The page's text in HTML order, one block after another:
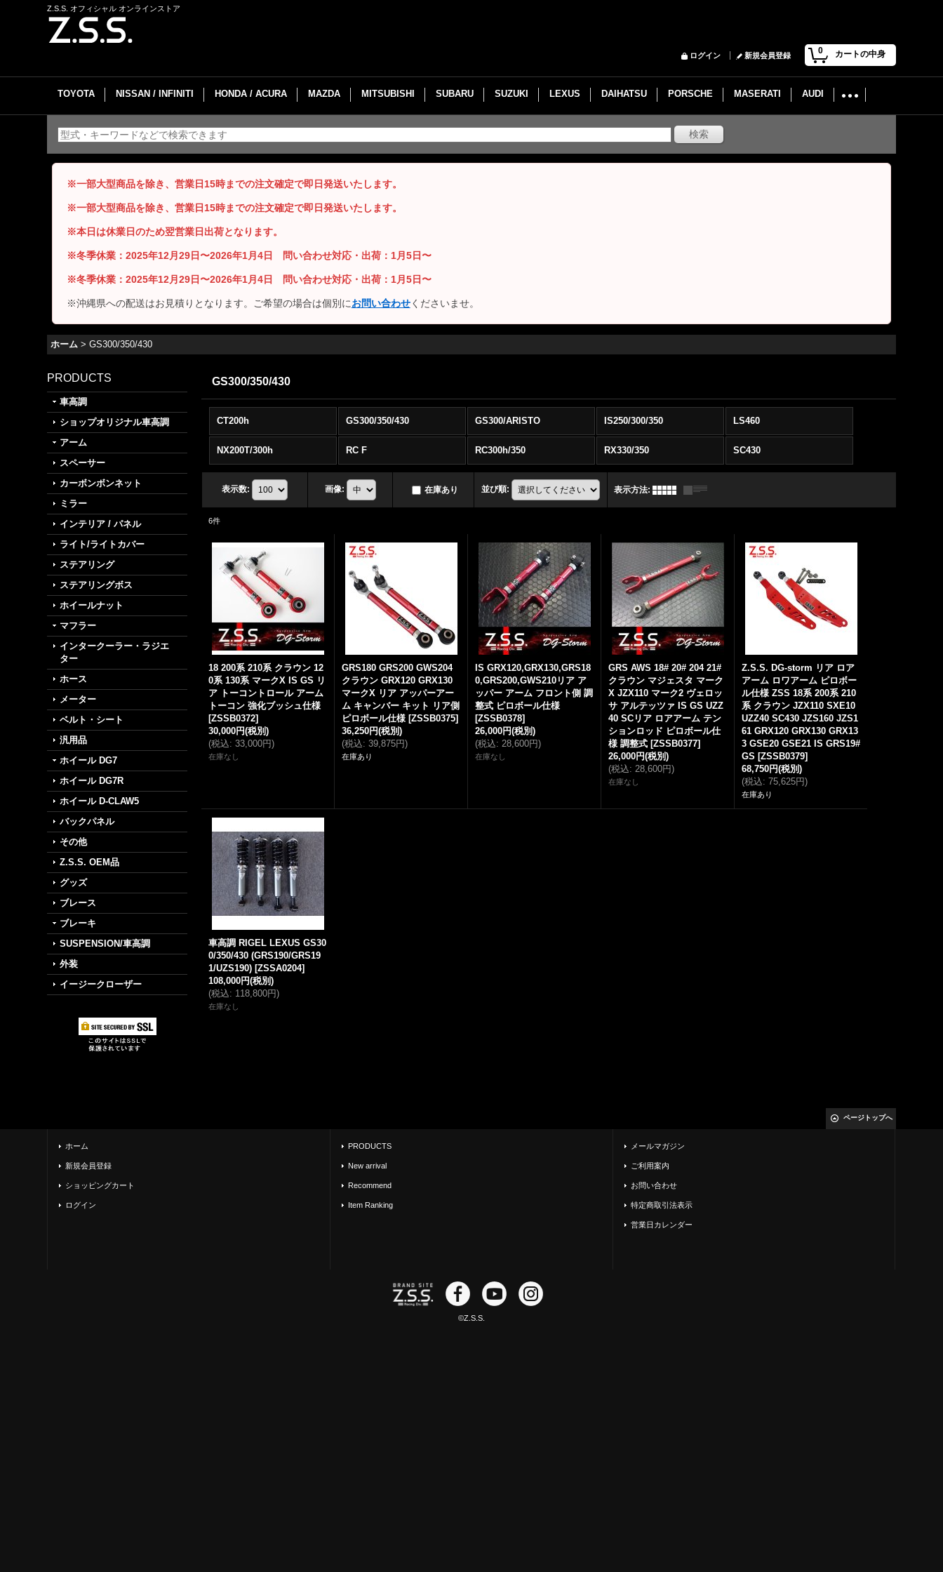
Z.S.S. オフィシャル オンラインストア
0 カートの中身
ログイン 新規会員登録
TOYOTA NISSAN / INFINITI HONDA / ACURA MAZDA MITSUBISHI SUBARU SUZUKI LEXUS DAIHATSU PORSCHE MASERATI AUDI
※一部大型商品を除き、営業日15時までの注文確定で即日発送いたします。
※一部大型商品を除き、営業日15時までの注文確定で即日発送いたします。
※本日は休業日のため翌営業日出荷となります。
※冬季休業：2025年12月29日〜2026年1月4日 問い合わせ対応・出荷：1月5日〜
※冬季休業：2025年12月29日〜2026年1月4日 問い合わせ対応・出荷：1月5日〜
※沖縄県への配送はお見積りとなります。ご希望の場合は個別にお問い合わせくださいませ。
ホーム > GS300/350/430
PRODUCTS
車高調
ショップオリジナル車高調
アーム
スペーサー
カーボンボンネット
ミラー
インテリア / パネル
ライト/ライトカバー
ステアリング
ステアリングボス
ホイールナット
マフラー
インタークーラー・ラジエ
ター
ホース
メーター
ベルト・シート
汎用品
ホイール DG7
ホイール DG7R
ホイール D-CLAW5
バックパネル
その他
Z.S.S. OEM品
グッズ
ブレース
ブレーキ
SUSPENSION/車高調
外装
イージークローザー
GS300/350/430
CT200h GS300/350/430 GS300/ARISTO IS250/300/350 LS460
NX200T/300h RC F RC300h/350 RX330/350 SC430
表示数: 画像: 在庫あり 並び順: 表示方法:
6件
18 200系 210系 クラウン 12
0系 130系 マークX IS GS リ
ア トーコントロール アーム
トーコン 強化ブッシュ仕様
[ZSSB0372]
30,000円(税別)
(税込: 33,000円)
在庫なし
GRS180 GRS200 GWS204
クラウン GRX120 GRX130
マークX リア アッパーアー
ム キャンバー キット リア側
ピロボール仕様 [ZSSB0375]
36,250円(税別)
(税込: 39,875円)
在庫あり
IS GRX120,GRX130,GRS18
0,GRS200,GWS210リア ア
ッパー アーム フロント側 調
整式 ピロボール仕様
[ZSSB0378]
26,000円(税別)
(税込: 28,600円)
在庫なし
GRS AWS 18# 20# 204 21#
クラウン マジェスタ マーク
X JZX110 マーク2 ヴェロッ
サ アルテッツァ IS GS UZZ
40 SCリア ロアアーム テン
ションロッド ピロボール仕
様 調整式 [ZSSB0377]
26,000円(税別)
(税込: 28,600円)
在庫なし
Z.S.S. DG-storm リア ロア
アーム ロワアーム ピロボー
ル仕様 ZSS 18系 200系 210
系 クラウン JZX110 SXE10
UZZ40 SC430 JZS160 JZS1
61 GRX120 GRX130 GRX13
3 GSE20 GSE21 IS GRS19#
GS [ZSSB0379]
68,750円(税別)
(税込: 75,625円)
在庫あり
車高調 RIGEL LEXUS GS30
0/350/430 (GRS190/GRS19
1/UZS190) [ZSSA0204]
108,000円(税別)
(税込: 118,800円)
在庫なし
ページトップへ
ホーム
新規会員登録
ショッピングカート
ログイン
PRODUCTS
New arrival
Recommend
Item Ranking
メールマガジン
ご利用案内
お問い合わせ
特定商取引法表示
営業日カレンダー
©Z.S.S.